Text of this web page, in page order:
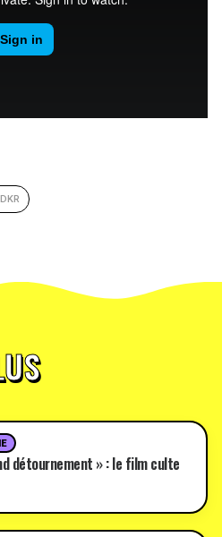
détournement » : le film culte